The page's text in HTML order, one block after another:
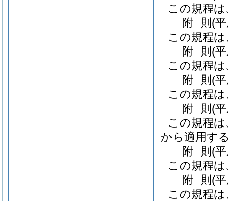
この規程
附 則 (
この規程
附 則 (
この規程
附 則 (
この規程
附 則 (
この規程
から適用す
附 則 (
この規程
附 則 (
この規程